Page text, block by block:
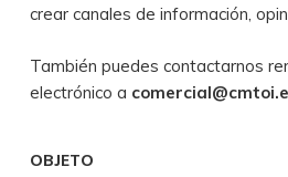
crear canales de información,
También puedes contactarnos
electrónico a
OBJETO